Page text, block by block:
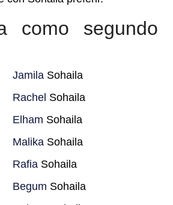
como segundo
Jamila Sohaila
Rachel Sohaila
Elham Sohaila
Malika Sohaila
Rafia Sohaila
Begum Sohaila